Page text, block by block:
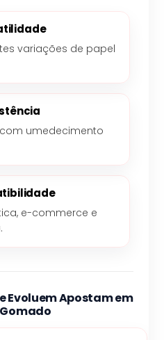
variações de papel
umedecimento
e-commerce e
Evoluem Apostam em